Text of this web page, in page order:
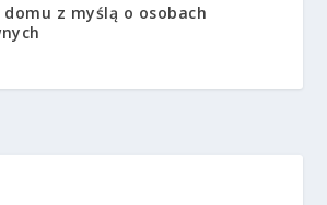
z myślą o osobach